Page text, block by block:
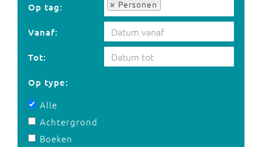
Op tag: Personen
Op tag:
Vanaf:
Tot:
Op type:
Alle
Achtergrond
Boeken